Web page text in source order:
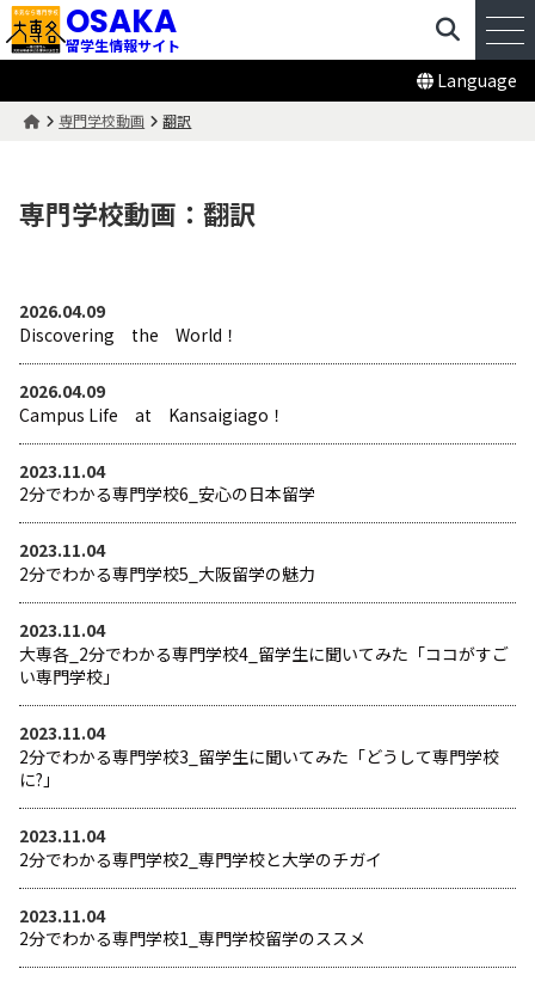
OSAKA
留学生情報サイト
Language
専門学校動画 翻訳
専門学校動画：翻訳
2026.04.09
Discovering the World！
2026.04.09
Campus Life at Kansaigiago！
2023.11.04
2分でわかる専門学校6_安心の日本留学
2023.11.04
2分でわかる専門学校5_大阪留学の魅力
2023.11.04
大専各_2分でわかる専門学校4_留学生に聞いてみた「ココがすご
い専門学校」
2023.11.04
2分でわかる専門学校3_留学生に聞いてみた「どうして専門学校
に?」
2023.11.04
2分でわかる専門学校2_専門学校と大学のチガイ
2023.11.04
2分でわかる専門学校1_専門学校留学のススメ